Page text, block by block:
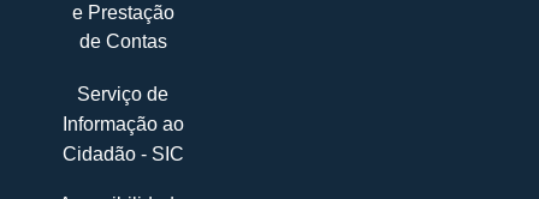
e Prestação
de Contas
Serviço de
Informação ao
Cidadão - SIC